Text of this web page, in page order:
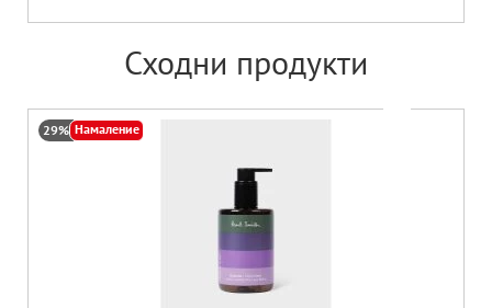
Сходни продукти
29% Намаление